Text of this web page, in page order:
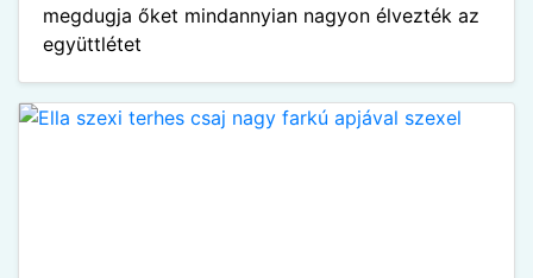
megdugja őket mindannyian nagyon élvezték az
együttlétet